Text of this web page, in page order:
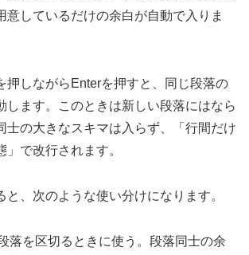
意しているだけの余白が自動で入りま
押しながらEnterを押すと、同じ段落の
します。このときは新しい段落にはなら
士の大きなスキマは入らず、「行間だけ
」で改行されます。
と、次のような使い分けになります。
落を区切るときに使う。段落同士の余